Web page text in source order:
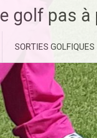
golf pas à
SORTIES GOLFIQUES